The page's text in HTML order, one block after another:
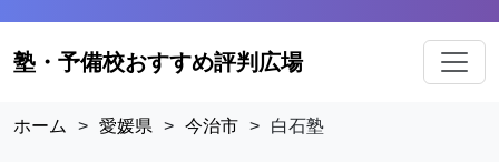
塾・予備校おすすめ評判広場
ホーム > 愛媛県 > 今治市 > 白石塾